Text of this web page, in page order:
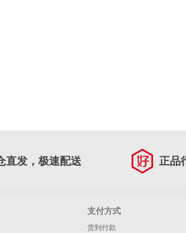
直发，极速配送 正品
支付方式
货到付款